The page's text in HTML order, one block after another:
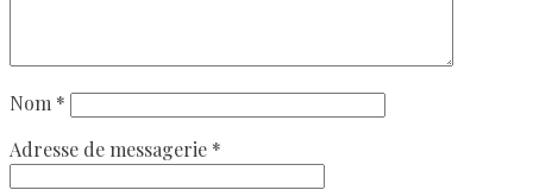
Nom *
Adresse de messagerie *